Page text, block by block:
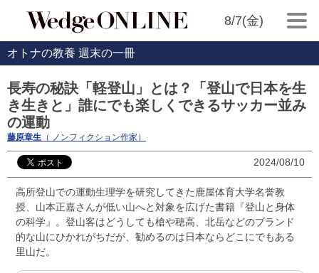
8/7(金)
オトナの教養 週末の一冊
長寿の秘訣「軽登山」とは？「登山で日本を生
き生きと」誰にでも楽しくできるサッカー並み
の運動
藤原章生 （ ノンフィクション作家）
2024/08/10
高所登山での運動生理学を研究してきた鹿屋体育大学名誉教
授、山本正嘉さんが低い山へと対象を広げた書籍『登山と身体
の科学』。登山客はどうしても槍や穂高、北岳などのブランド
的な山にひかれがちだが、勧めるのは日本ならどこにでもある
里山だ。